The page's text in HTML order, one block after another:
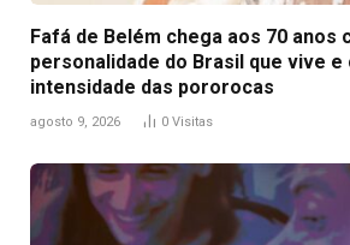
Fafá de Belém chega aos 70 anos
personalidade do Brasil que vive e
intensidade das pororocas
agosto 9, 2026 0 Visitas